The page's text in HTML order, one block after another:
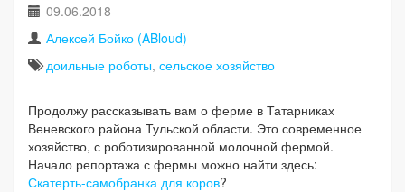
09.06.2018
Алексей Бойко (ABloud)
доильные роботы, сельское хозяйство
Продолжу рассказывать вам о ферме в Татарниках
Веневского района Тульской области. Это современное
хозяйство, с роботизированной молочной фермой.
Начало репортажа с фермы можно найти здесь:
Скатерть-самобранка для коров?